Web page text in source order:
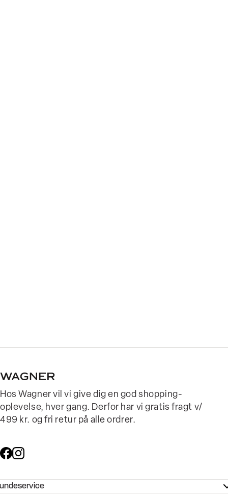
Hos Wagner vil vi give dig en god shopping-
oplevelse, hver gang. Derfor har vi gratis fragt v/
499 kr. og fri retur på alle ordrer.